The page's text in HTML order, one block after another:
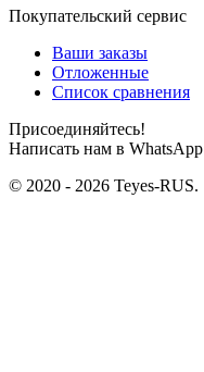
Покупательский сервис
Ваши заказы
Отложенные
Список сравнения
Присоединяйтесь!
Написать нам в WhatsApp
© 2020 - 2026 Teyes-RUS.